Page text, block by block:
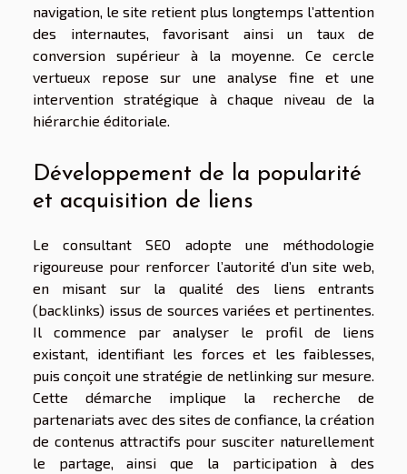
navigation, le site retient plus longtemps l’attention
des internautes, favorisant ainsi un taux de
conversion supérieur à la moyenne. Ce cercle
vertueux repose sur une analyse fine et une
intervention stratégique à chaque niveau de la
hiérarchie éditoriale.
Développement de la popularité
et acquisition de liens
Le consultant SEO adopte une méthodologie
rigoureuse pour renforcer l’autorité d’un site web,
en misant sur la qualité des liens entrants
(backlinks) issus de sources variées et pertinentes.
Il commence par analyser le profil de liens
existant, identifiant les forces et les faiblesses,
puis conçoit une stratégie de netlinking sur mesure.
Cette démarche implique la recherche de
partenariats avec des sites de confiance, la création
de contenus attractifs pour susciter naturellement
le partage, ainsi que la participation à des